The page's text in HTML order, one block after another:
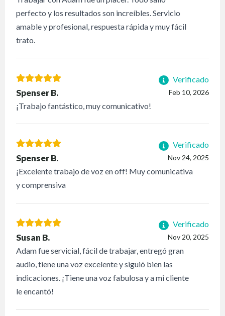
perfecto y los resultados son increíbles. Servicio
amable y profesional, respuesta rápida y muy fácil
trato.
Verificado
Feb 10, 2026
Spenser B.
¡Trabajo fantástico, muy comunicativo!
Verificado
Nov 24, 2025
Spenser B.
¡Excelente trabajo de voz en off! Muy comunicativa
y comprensiva
Verificado
Nov 20, 2025
Susan B.
Adam fue servicial, fácil de trabajar, entregó gran
audio, tiene una voz excelente y siguió bien las
indicaciones. ¡Tiene una voz fabulosa y a mi cliente
le encantó!